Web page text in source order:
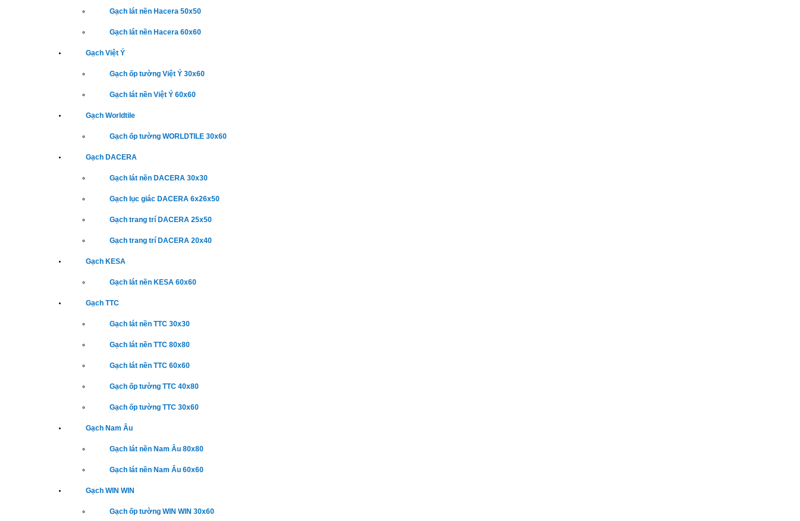
Gạch lát nền Hacera 50x50
Gạch lát nền Hacera 60x60
Gạch Việt Ý
Gạch ốp tường Việt Ý 30x60
Gạch lát nền Việt Ý 60x60
Gạch Worldtile
Gạch ốp tường WORLDTILE 30x60
Gạch DACERA
Gạch lát nền DACERA 30x30
Gạch lục giác DACERA 6x26x50
Gạch trang trí DACERA 25x50
Gạch trang trí DACERA 20x40
Gạch KESA
Gạch lát nền KESA 60x60
Gạch TTC
Gạch lát nền TTC 30x30
Gạch lát nền TTC 80x80
Gạch lát nền TTC 60x60
Gạch ốp tường TTC 40x80
Gạch ốp tường TTC 30x60
Gạch Nam Âu
Gạch lát nền Nam Âu 80x80
Gạch lát nền Nam Âu 60x60
Gạch WIN WIN
Gạch ốp tường WIN WIN 30x60